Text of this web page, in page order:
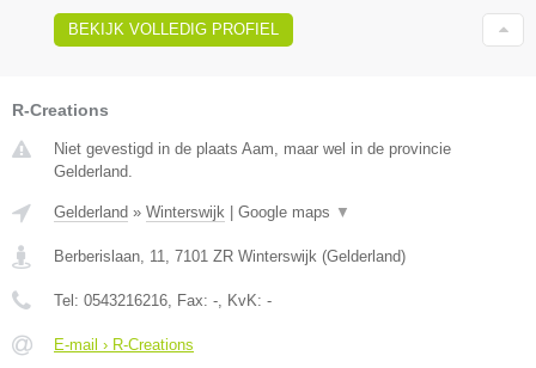
BEKIJK VOLLEDIG PROFIEL
R-Creations
Niet gevestigd in de plaats Aam, maar wel in de provincie
Gelderland.
Gelderland » Winterswijk | Google maps ▼
Berberislaan, 11 7101 ZR Winterswijk (Gelderland)
Tel: 0543216216 , Fax: - , KvK: -
E-mail › R-Creations